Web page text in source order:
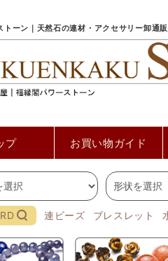
トーン｜天然石の連材・アクセサリー卸通
プ お買い物ガイド
連ビーズ ブレスレット